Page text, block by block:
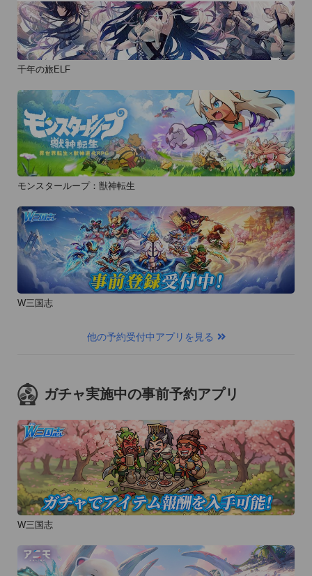
千年の旅ELF
モンスターループ：獣神転生
W三国志
他の予約受付中アプリを見る
ガチャ実施中の事前予約アプリ
W三国志